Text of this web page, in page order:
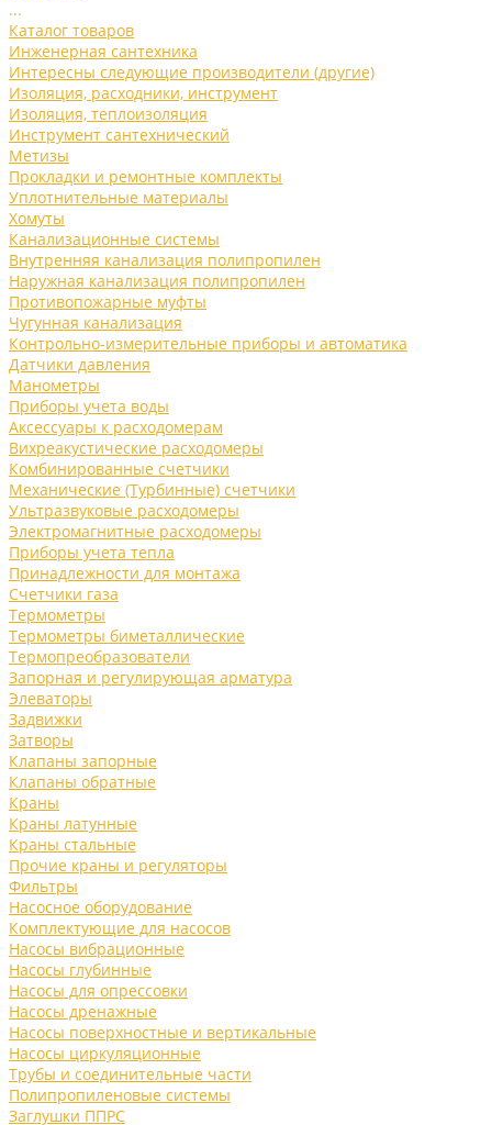
...
Каталог товаров
Инженерная сантехника
Интересны следующие производители (другие)
Изоляция, расходники, инструмент
Изоляция, теплоизоляция
Инструмент сантехнический
Метизы
Прокладки и ремонтные комплекты
Уплотнительные материалы
Хомуты
Канализационные системы
Внутренняя канализация полипропилен
Наружная канализация полипропилен
Противопожарные муфты
Чугунная канализация
Контрольно-измерительные приборы и автоматика
Датчики давления
Манометры
Приборы учета воды
Аксессуары к расходомерам
Вихреакустические расходомеры
Комбинированные счетчики
Механические (Турбинные) счетчики
Ультразвуковые расходомеры
Электромагнитные расходомеры
Приборы учета тепла
Принадлежности для монтажа
Счетчики газа
Термометры
Термометры биметаллические
Термопреобразователи
Запорная и регулирующая арматура
Элеваторы
Задвижки
Затворы
Клапаны запорные
Клапаны обратные
Краны
Краны латунные
Краны стальные
Прочие краны и регуляторы
Фильтры
Насосное оборудование
Комплектующие для насосов
Насосы вибрационные
Насосы глубинные
Насосы для опрессовки
Насосы дренажные
Насосы поверхностные и вертикальные
Насосы циркуляционные
Трубы и соединительные части
Полипропиленовые системы
Заглушки ППРС